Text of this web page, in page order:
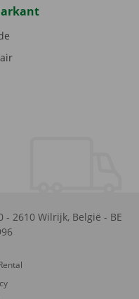
- 2610 Wilrijk, België - BE